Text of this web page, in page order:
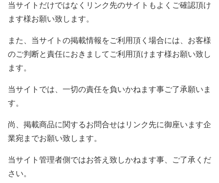
当サイトだけではなくリンク先のサイトもよくご確認頂け
ます様お願い致します。
また、当サイトの掲載情報をご利用頂く場合には、お客様
のご判断と責任におきましてご利用頂けます様お願い致し
ます。
当サイトでは、一切の責任を負いかねます事ご了承願いま
す。
尚、掲載商品に関するお問合せはリンク先に御座います企
業宛までお願い致します。
当サイト管理者側ではお答え致しかねます事、ご了承くだ
さい。